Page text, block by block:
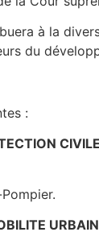
à la
du
:
CIVILE